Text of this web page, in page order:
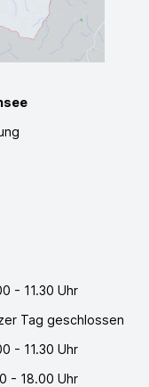
- 11.30 Uhr
Tag geschlossen
- 11.30 Uhr
- 18.00 Uhr